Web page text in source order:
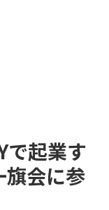
で起業す
旗会に参